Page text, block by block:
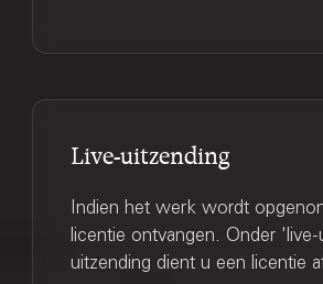
Live-uitzending
Indien het werk wordt
licentie ontvangen. Onder
uitzending dient u een licentie